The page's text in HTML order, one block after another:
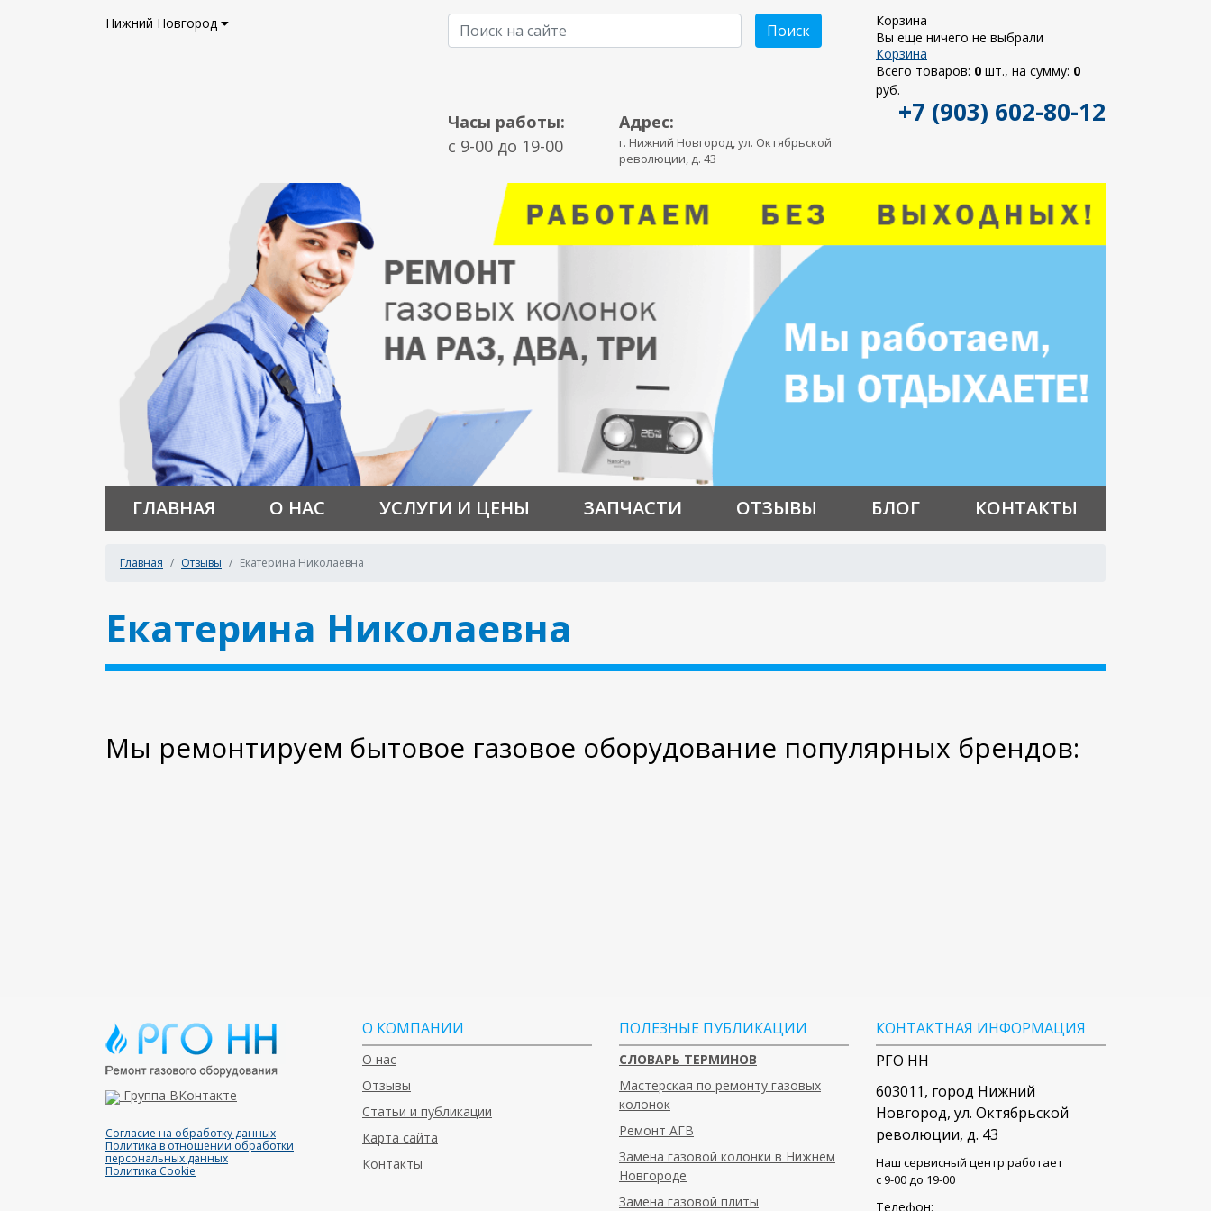
Нижний Новгород Поиск
Корзина
Вы еще ничего не выбрали
Корзина
Всего товаров: 0 шт., на сумму: 0
руб.
Часы работы:
c 9-00 до 19-00
Адрес:
г. Нижний Новгород, ул. Октябрьской
революции, д. 43
+7 (903) 602-80-12
ГЛАВНАЯ О НАС УСЛУГИ И ЦЕНЫ ЗАПЧАСТИ ОТЗЫВЫ БЛОГ КОНТАКТЫ
Главная Отзывы Екатерина Николаевна
Екатерина Николаевна
Мы ремонтируем бытовое газовое оборудование популярных брендов:
Группа ВКонтакте
Согласие на обработку данных
Политика в отношении обработки
персональных данных
Политика Cookie
О КОМПАНИИ
О нас
Отзывы
Статьи и публикации
Карта сайта
Контакты
ПОЛЕЗНЫЕ ПУБЛИКАЦИИ
СЛОВАРЬ ТЕРМИНОВ
Мастерская по ремонту газовых
колонок
Ремонт АГВ
Замена газовой колонки в Нижнем
Новгороде
Замена газовой плиты
КОНТАКТНАЯ ИНФОРМАЦИЯ
РГО НН
603011, город Нижний
Новгород, ул. Октябрьской
революции, д. 43
Наш сервисный центр работает
c 9-00 до 19-00
Телефон: